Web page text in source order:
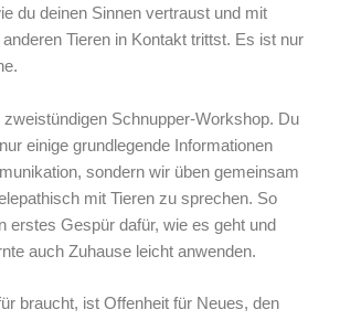
du deinen Sinnen vertraust und mit
Tieren in Kontakt trittst. Es ist nur
zweistündigen Schnupper-Workshop. Du
einige grundlegende Informationen
sondern wir üben gemeinsam
mit Tieren zu sprechen. So
erstes Gespür dafür, wie es geht und
auch Zuhause leicht anwenden.
braucht, ist Offenheit für Neues, den